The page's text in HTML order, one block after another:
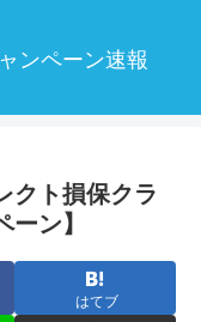
ンペーン速報
クト損保クラ
ン】
はてブ